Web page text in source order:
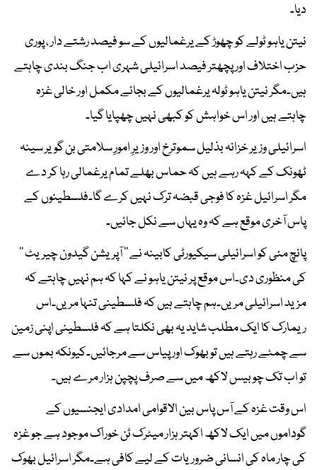
دیا۔
نیتن یاہو ٹولے کو چھوڑ کے یرغمالیوں کے سو فیصد رشتے دار ، پوری
حزب اختلاف اور پچھتر فیصد اسرائیلی شہری اب جنگ بندی چاہتے
ہیں۔مگر نیتن یاہو ٹولہ یرغمالیوں کے بجائے مکمل اور خالی غزہ
چاہتے ہیں اور اس خواہش کو کبھی نہیں چھپایا گیا۔
اسرائیلی وزیر خزانہ بذلیل سموترخ اور وزیرِ امورِ سلامتی بن گویر سینہ
ٹھونک کے کہہ رہے ہیں کہ حماس بھلے تمام یرغمالی رہا کر دے
مگر اسرائیل غزہ کا فوجی قبضہ ترک نہیں کرے گا۔فلسطینوں کے
پاس آخری موقع ہے کہ وہ یہاں سے نکل جائیں۔
پانچ مئی کو اسرائیلی سیکیورٹی کابینہ نے ’’ آپریشن گیدون چیریٹ ’’
کی منظوری دی۔اس موقع پر نیتن یاہو نے کہا کہ ہم نہیں چاہتے کہ
مزید اسرائیلی مریں۔ہم چاہتے ہیں کہ فلسطینی تنہا مریں۔اس
ریمارک کا ایک مطلب شاید یہ بھی نکلتا ہے کہ فلسطینی اپنی زمین
سے چمٹے رہتے ہیں تو بھوک اور پیاس سے مرجائیں۔کیونکہ بموں سے
تو اب تک چوبیس لاکھ میں سے صرف پچپن ہزار مرے ہیں۔
اس وقت غزہ کے آس پاس بین الاقوامی امدادی ایجنسیوں کے
گوداموں میں ایک لاکھ اکہتر ہزار میٹرک ٹن خوراک موجود ہے جو غزہ
کی چار ماہ کی انسانی ضروریات کے لیے کافی ہے۔مگر اسرائیل بھوک